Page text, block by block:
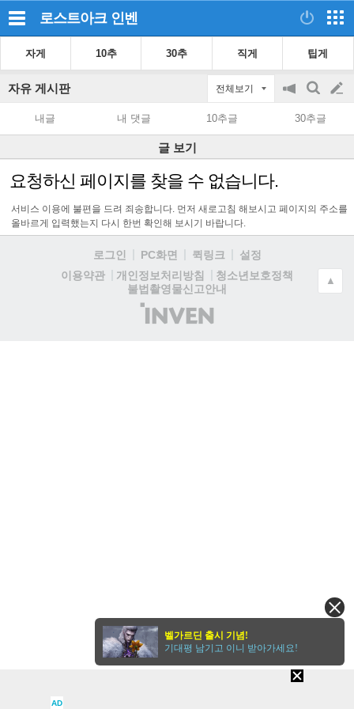
로스트아크 인벤
자게 10추 30추 직게 팁게
자유 게시판 전체보기
공
지
on/off
검
색
글
쓰
기
내글 내 댓글 10추글 30추글
글 보기
요청하신 페이지를 찾을 수 없습니다.
서비스 이용에 불편을 드려 죄송합니다. 먼저 새로고침 해보시고 페이지의 주소를
올바르게 입력했는지 다시 한번 확인해 보시기 바랍니다.
로그인 PC화면 퀵링크
설정
이용약관
개인정보처리방침
청소년보호정책
불법촬영물신고안내
(주)
인
▲
AD
벨가르딘 출시 기념!
기대평 남기고 이니 받아가세요!